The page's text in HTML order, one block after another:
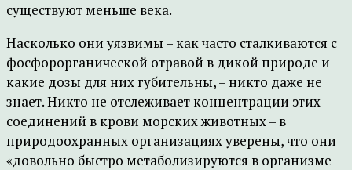
существуют меньше века.
Насколько они уязвимы – как часто сталкиваются с
фосфорорганической отравой в дикой природе и
какие дозы для них губительны, – никто даже не
знает. Никто не отслеживает концентрации этих
соединений в крови морских животных – в
природоохранных организациях уверены, что они
«довольно быстро метаболизируются в организме